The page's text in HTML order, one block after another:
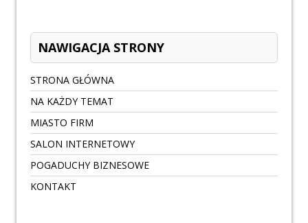
NAWIGACJA STRONY
STRONA GŁÓWNA
NA KAŻDY TEMAT
MIASTO FIRM
SALON INTERNETOWY
POGADUCHY BIZNESOWE
KONTAKT